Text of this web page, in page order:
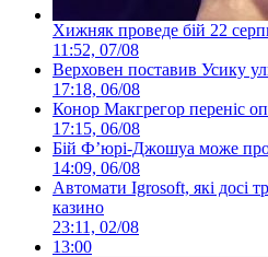
Хижняк проведе бій 22
11:52, 07/08
Верховен поставив Усику
17:18, 06/08
Конор Макгрегор переніс
17:15, 06/08
Бій Ф’юрі-Джошуа може
14:09, 06/08
Автомати Igrosoft, які досі
казино
23:11, 02/08
13:00